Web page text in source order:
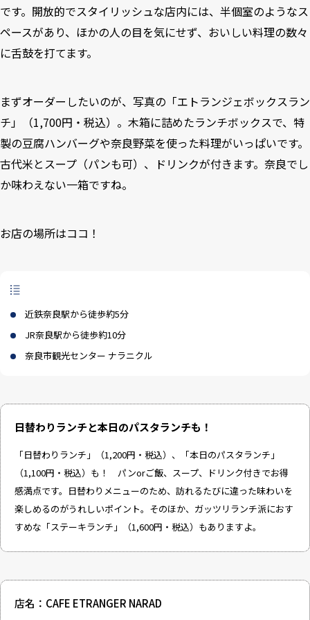
です。開放的でスタイリッシュな店内には、半個室のようなス
ペースがあり、ほかの人の目を気にせず、おいしい料理の数々
に舌鼓を打てます。
まずオーダーしたいのが、写真の「エトランジェボックスラン
チ」（1,700円・税込）。木箱に詰めたランチボックスで、特
製の豆腐ハンバーグや奈良野菜を使った料理がいっぱいです。
古代米とスープ（パンも可）、ドリンクが付きます。奈良でし
か味わえない一箱ですね。
お店の場所はココ！
近鉄奈良駅から徒歩約5分
JR奈良駅から徒歩約10分
奈良市観光センター ナラニクル
日替わりランチと本日のパスタランチも！
「日替わりランチ」（1,200円・税込）、「本日のパスタランチ」
（1,100円・税込）も！ パンorご飯、スープ、ドリンク付きでお得
感満点です。日替わりメニューのため、訪れるたびに違った味わいを
楽しめるのがうれしいポイント。そのほか、ガッツリランチ派におす
すめな「ステーキランチ」（1,600円・税込）もありますよ。
店名：CAFE ETRANGER NARAD